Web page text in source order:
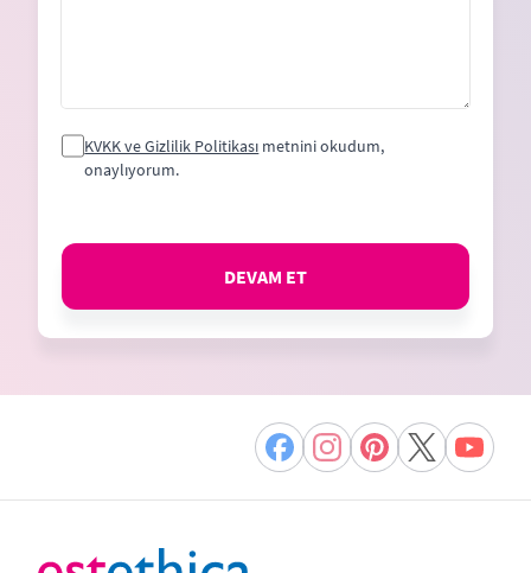
KVKK ve Gizlilik Politikası metnini okudum,
onaylıyorum.
DEVAM ET